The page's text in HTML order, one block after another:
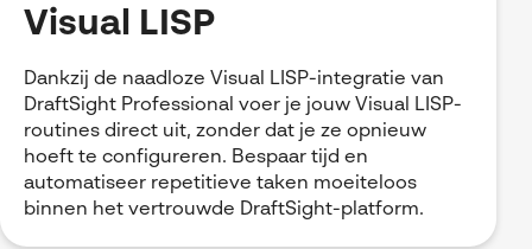
Visual LISP
Dankzij de naadloze Visual LISP-integratie van
DraftSight Professional voer je jouw Visual LISP-
routines direct uit, zonder dat je ze opnieuw
hoeft te configureren. Bespaar tijd en
automatiseer repetitieve taken moeiteloos
binnen het vertrouwde DraftSight-platform.